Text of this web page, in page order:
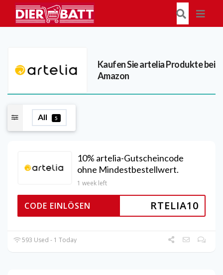
Kaufen Sie artelia Produkte bei
Amazon
All 5
10% artelia-Gutscheincode
ohne Mindestbestellwert.
1 week left
RTELIA10
CODE EINLÖSEN
593 Used - 1 Today